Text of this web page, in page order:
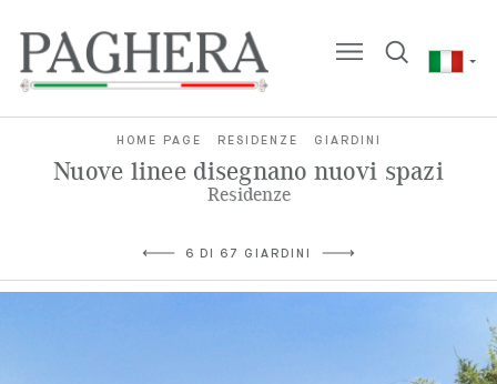
HOME PAGE RESIDENZE GIARDINI
Nuove linee disegnano nuovi spazi
Residenze
6 DI 67 GIARDINI